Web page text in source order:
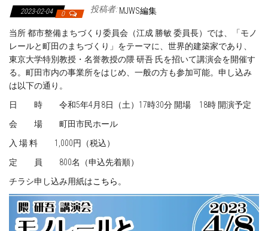
2023-02-04 0 投稿者: MJWS編集
当所 都市整備まちづくり委員会（江成 勝敏 委員長）では、「モノ
レールと町田のまちづくり」をテーマに、世界的建築家であり、
東京大学特別教授・名誉教授の隈 研吾 氏を招いて講演会を開催す
る。町田市内の事業所をはじめ、一般の方も参加可能。申し込み
は以下の通り。
日 時 令和5年4月8日（土）17時30分 開場 18時 開演予定
会 場 町田市民ホール
入 場 料 1,000円（税込）
定 員 800名（申込先着順）
チラシ申し込み用紙はこちら 。